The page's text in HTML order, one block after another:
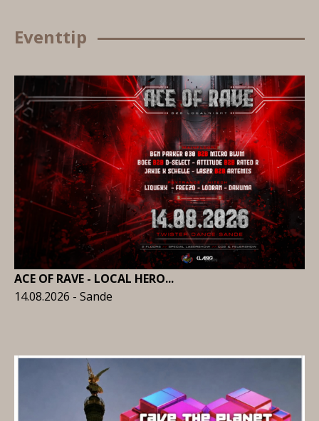
Eventtip
ACE OF RAVE - LOCAL HERO...
14.08.2026 - Sande